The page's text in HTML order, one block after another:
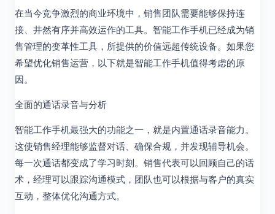
在当今竞争激烈的商业环境中，销售团队需要能够保持连
接、井然有序并高效运作的工具。智能工作手机已经成为销
售管理的变革性工具，所提供的价值远超传统设备。如果您
希望优化销售运营，以下就是智能工作手机值得考虑的原
因。
全面的通话录音与分析
智能工作手机最强大的功能之一，就是内置通话录音能力。
这使销售经理能够监督对话、确保合规，并发现辅导机会。
每一次通话都变成了学习时刻。销售代表可以回顾自己的话
术，经理可以跟踪沟通模式，团队也可以根据与客户的真实
互动，整体优化沟通方式。